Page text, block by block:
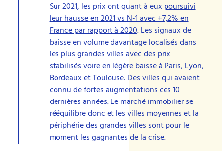
Sur 2021, les prix ont quant à eux poursuivi
leur hausse en 2021 vs N-1 avec +7,2% en
France par rapport à 2020. Les signaux de
baisse en volume davantage localisés dans
les plus grandes villes avec des prix
stabilisés voire en légère baisse à Paris, Lyon,
Bordeaux et Toulouse. Des villes qui avaient
connu de fortes augmentations ces 10
dernières années. Le marché immobilier se
rééquilibre donc et les villes moyennes et la
périphérie des grandes villes sont pour le
moment les gagnantes de la crise.